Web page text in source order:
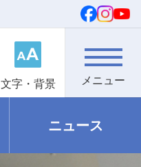
文字・背景
ニュース